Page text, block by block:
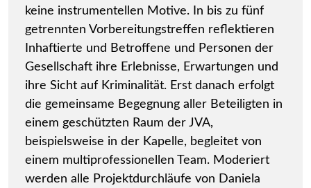
keine instrumentellen Motive. In bis zu fünf
getrennten Vorbereitungstreffen reflektieren
Inhaftierte und Betroffene und Personen der
Gesellschaft ihre Erlebnisse, Erwartungen und
ihre Sicht auf Kriminalität. Erst danach erfolgt
die gemeinsame Begegnung aller Beteiligten in
einem geschützten Raum der JVA,
beispielsweise in der Kapelle, begleitet von
einem multiprofessionellen Team. Moderiert
werden alle Projektdurchläufe von Daniela